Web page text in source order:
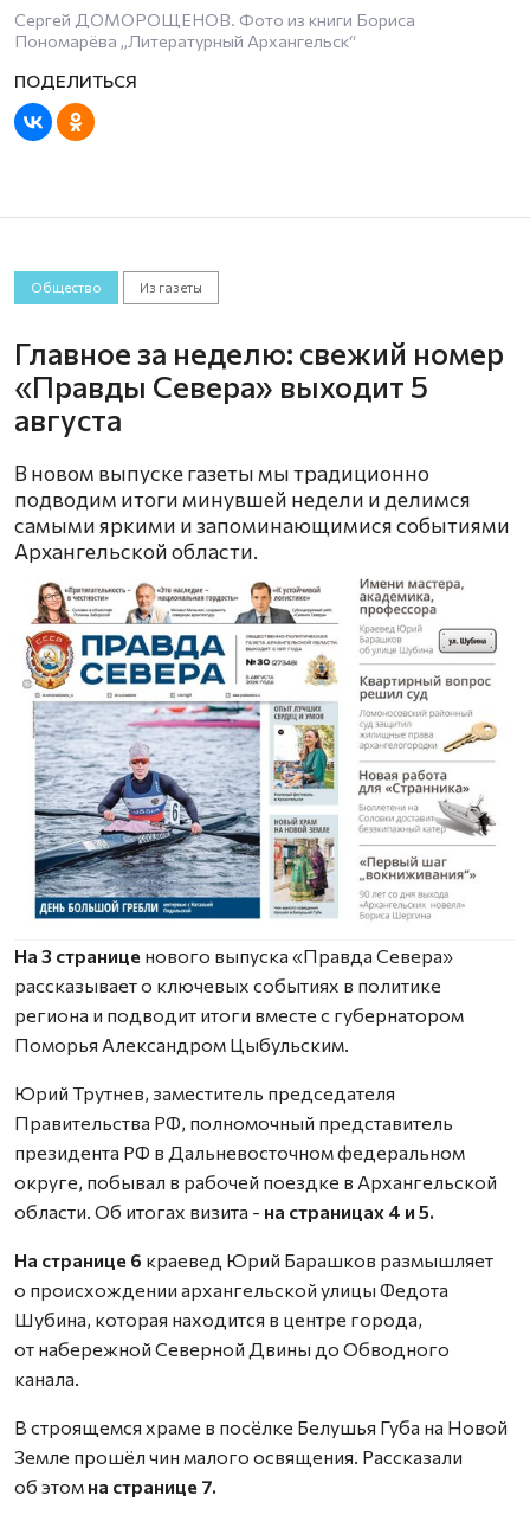
Сергей ДОМОРОЩЕНОВ. Фото из книги Бориса
Пономарёва „Литературный Архангельск“
Общество Из газеты
Главное за неделю: свежий номер
«Правды Севера» выходит 5
августа
В новом выпуске газеты мы традиционно
подводим итоги минувшей недели и делимся
самыми яркими и запоминающимися событиями
Архангельской области.
На 3 странице нового выпуска «Правда Севера»
рассказывает о ключевых событиях в политике
региона и подводит итоги вместе с губернатором
Поморья Александром Цыбульским.
Юрий Трутнев, заместитель председателя
Правительства РФ, полномочный представитель
президента РФ в Дальневосточном федеральном
округе, побывал в рабочей поездке в Архангельской
области. Об итогах визита - на страницах 4 и 5.
На странице 6 краевед Юрий Барашков размышляет
о происхождении архангельской улицы Федота
Шубина, которая находится в центре города,
от набережной Северной Двины до Обводного
канала.
В строящемся храме в посёлке Белушья Губа на Новой
Земле прошёл чин малого освящения. Рассказали
об этом на странице 7.